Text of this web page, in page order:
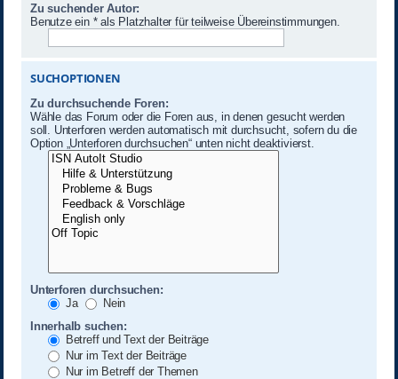
Zu suchender Autor:
Benutze ein * als Platzhalter für teilweise Übereinstimmungen.
SUCHOPTIONEN
Zu durchsuchende Foren:
Wähle das Forum oder die Foren aus, in denen gesucht werden
soll. Unterforen werden automatisch mit durchsucht, sofern du die
Option „Unterforen durchsuchen“ unten nicht deaktivierst.
Unterforen durchsuchen:
Ja
Nein
Innerhalb suchen:
Betreff und Text der Beiträge
Nur im Text der Beiträge
Nur im Betreff der Themen